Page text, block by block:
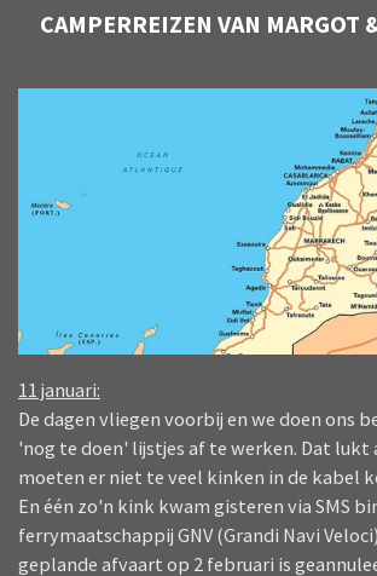
naar
CAMPERREIZEN VAN MARGOT
11 januari:
De dagen vliegen voorbij en we doen ons
'nog te doen' lijstjes af te werken. Dat lukt
moeten er niet te veel kinken in de kabel
En één zo'n kink kwam gisteren via SMS
ferrymaatschappij GNV (Grandi Navi
geplande afvaart op 2 februari is